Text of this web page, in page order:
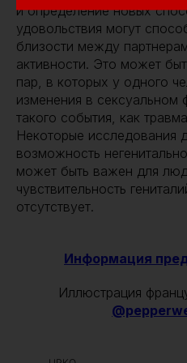
и определение новых
удовольствия могут
близости между
активности. Это может
пар, в которых у одного
изменения в сексуальном
такого события, как
Некоторые исследования
возможность
может быть важен для
чувствительность
отсутствует.
Информация
Иллюстрация